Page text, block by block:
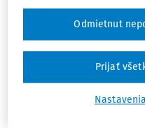
Peripetie spojené
konania pri
Odmietnut
Prijať